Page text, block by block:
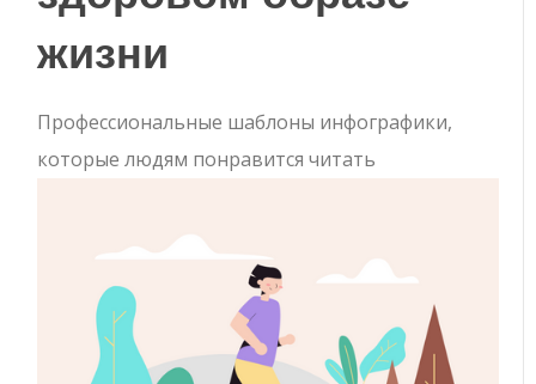
жизни
Профессиональные шаблоны инфографики,
которые людям понравится читать